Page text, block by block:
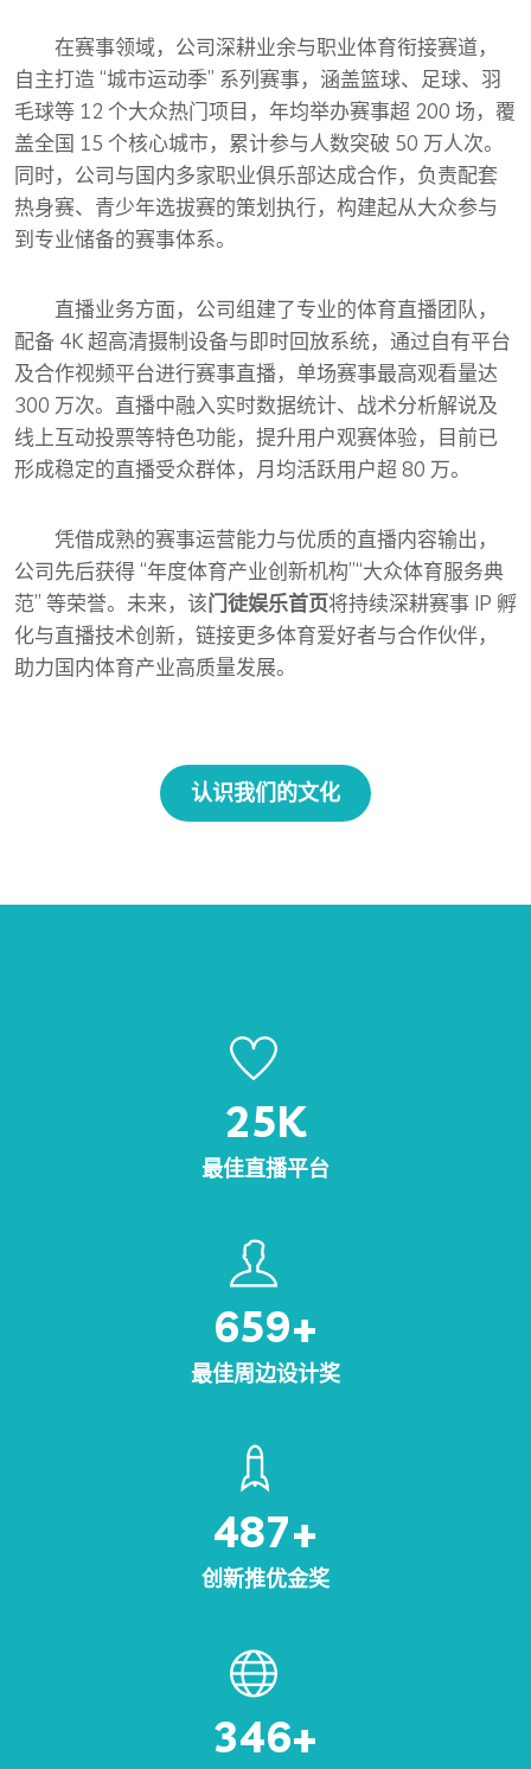
在赛事领域，公司深耕业余与职业体育衔接赛道，
自主打造 “城市运动季” 系列赛事，涵盖篮球、足球、羽
毛球等 12 个大众热门项目，年均举办赛事超 200 场，覆
盖全国 15 个核心城市，累计参与人数突破 50 万人次。
同时，公司与国内多家职业俱乐部达成合作，负责配套
热身赛、青少年选拔赛的策划执行，构建起从大众参与
到专业储备的赛事体系。
直播业务方面，公司组建了专业的体育直播团队，
配备 4K 超高清摄制设备与即时回放系统，通过自有平台
及合作视频平台进行赛事直播，单场赛事最高观看量达
300 万次。直播中融入实时数据统计、战术分析解说及
线上互动投票等特色功能，提升用户观赛体验，目前已
形成稳定的直播受众群体，月均活跃用户超 80 万。
凭借成熟的赛事运营能力与优质的直播内容输出，
公司先后获得 “年度体育产业创新机构”“大众体育服务典
范” 等荣誉。未来，该门徒娱乐首页将持续深耕赛事 IP 孵
化与直播技术创新，链接更多体育爱好者与合作伙伴，
助力国内体育产业高质量发展。
认识我们的文化
25K
最佳直播平台
659+
最佳周边设计奖
487+
创新推优金奖
346+